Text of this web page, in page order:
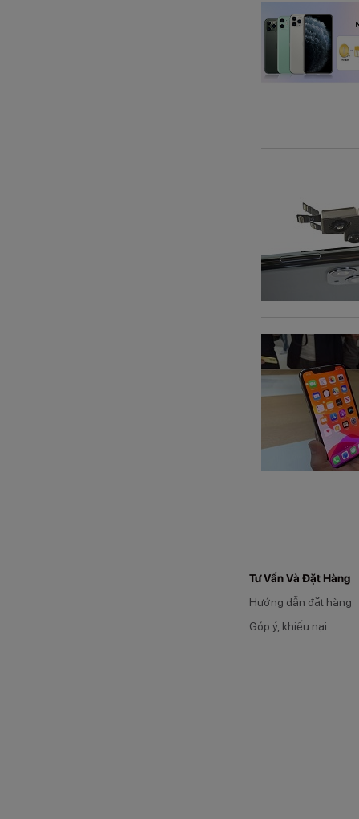
Tư Vấn Và Đặt Hàng
Hướng dẫn đặt hàng
Góp ý, khiếu nại